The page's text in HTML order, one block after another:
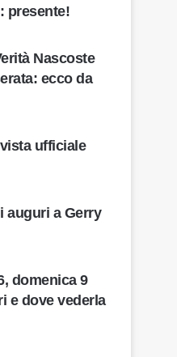
presente!
Nascoste
ecco da
ufficiale
auguri a Gerry
domenica 9
e dove vederla